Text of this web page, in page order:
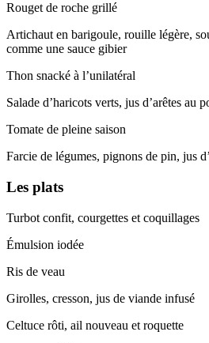
Rouget de roche grillé
Artichaut en barigoule, rouille légère,
comme une sauce gibier
Thon snacké à l’unilatéral
Salade d’haricots verts, jus d’arêtes au
Tomate de pleine saison
Farcie de légumes, pignons de pin, jus
Les plats
Turbot confit, courgettes et coquillages
Émulsion iodée
Ris de veau
Girolles, cresson, jus de viande infusé
Celtuce rôti, ail nouveau et roquette